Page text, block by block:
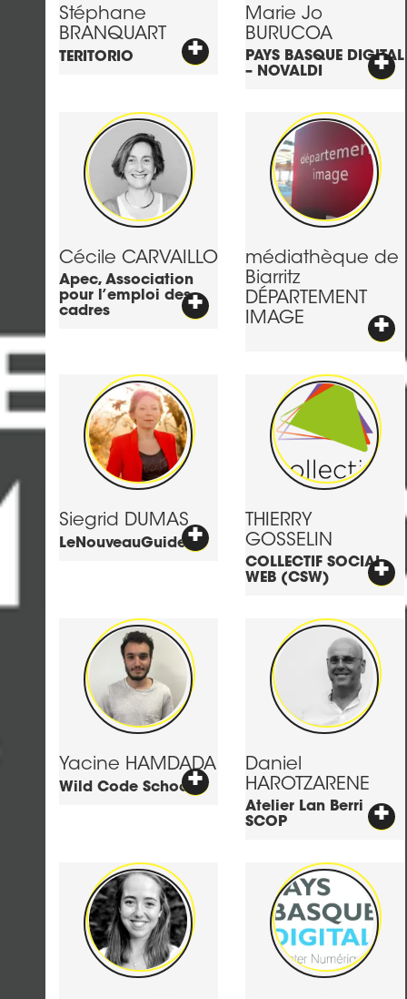
Stéphane
BRANQUART
TERITORIO +
Marie Jo
BURUCOA
PAYS BASQUE DIGITAL
– NOVALDI
+
Cécile CARVAILLO
Apec, Association
pour l’emploi des
cadres
+
médiathèque de
Biarritz
DÉPARTEMENT
IMAGE
+
Siegrid DUMAS
LeNouveauGuide+
THIERRY
GOSSELIN
COLLECTIF SOCIAL
WEB (CSW)
+
Yacine HAMDADA
Wild Code School+
Daniel
HAROTZARENE
Atelier Lan Berri
SCOP
+